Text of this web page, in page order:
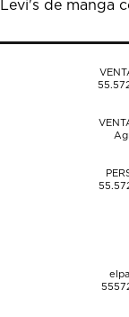
de
de
de
de
Levi's de manga